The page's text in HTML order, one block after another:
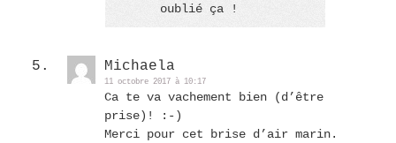
oublié ça !
Michaela
11 octobre 2017 à 10:17
Ca te va vachement bien (d’être
prise)! :-)
Merci pour cet brise d’air marin.